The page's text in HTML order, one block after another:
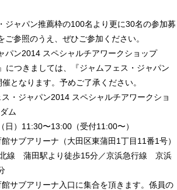
ジャパン推薦枠の100名より更に30名の参加募
参照のうえ、ぜひご参加ください。
パン2014 スペシャルチアワークショップ
につきましては、『ジャムフェス・ジャパン
となります。予めご了承ください。
・ジャパン2014 スペシャルチアワークショ
ム
日）11:30〜13:00（受付11:00〜）
サブアリーナ（大田区東蒲田1丁目11番1号）
北線 蒲田駅より徒歩15分／京浜急行線 京浜
サブアリーナ入口に集合を頂きます。係員の